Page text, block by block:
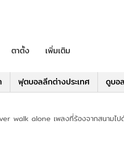
ตาตั้ง เพิ่มเติม
ฟุตบอลลีกต่างประเทศ ดูบอ
walk alone เพลงที่ร้องจากสนามไป